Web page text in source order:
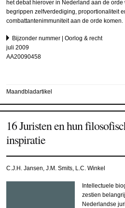
het debat hierover in Nederland aan de orde
begrippen zelfverdediging, proportionaliteit
combattantenimmuniteit aan de orde komen.
Bijzonder nummer | Oorlog & recht
juli 2009
AA20090458
Maandbladartikel
16 Juristen en hun
inspiratie
C.J.H. Jansen, J.M. Smits, L.C. Winkel
Intellectuele
zestien
Nederlandse